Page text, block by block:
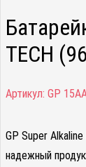
TECH
Артикул: GP
GP Super
надежный